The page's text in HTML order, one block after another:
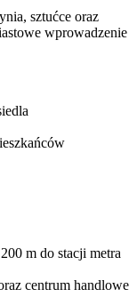
sztućce oraz
wprowadzenie
m do stacji metra
centrum handlowe